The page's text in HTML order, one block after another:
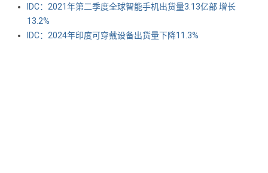
IDC：2021年第二季度全球智能手机出货量3.13亿部 增长
13.2%
IDC：2024年印度可穿戴设备出货量下降11.3%